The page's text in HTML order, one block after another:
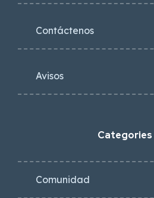
Contáctenos
Avisos
Categories
Comunidad